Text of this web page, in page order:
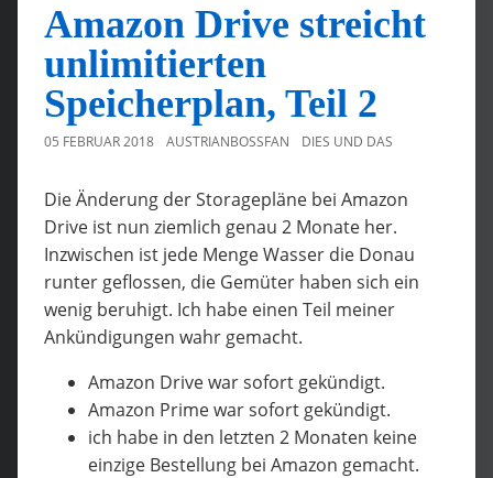
Amazon Drive streicht
unlimitierten
Speicherplan, Teil 2
05 FEBRUAR 2018 AUSTRIANBOSSFAN DIES UND DAS
Die Änderung der Storagepläne bei Amazon
Drive ist nun ziemlich genau 2 Monate her.
Inzwischen ist jede Menge Wasser die Donau
runter geflossen, die Gemüter haben sich ein
wenig beruhigt. Ich habe einen Teil meiner
Ankündigungen wahr gemacht.
Amazon Drive war sofort gekündigt.
Amazon Prime war sofort gekündigt.
ich habe in den letzten 2 Monaten keine
einzige Bestellung bei Amazon gemacht.